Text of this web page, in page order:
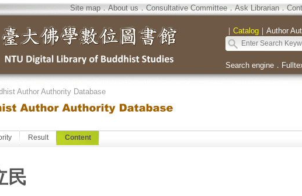
Site map．About us．Consultative Committee．Ask Librarian．
｜ Catalog｜ Author
Search engine．
Author Authority Database
Result Content
民